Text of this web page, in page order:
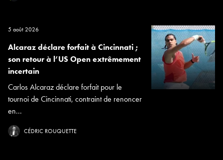
5 août 2026
Alcaraz déclare forfait à Cincinnati ;
son retour à l’US Open extrêmement
incertain
Carlos Alcaraz déclare forfait pour le
tournoi de Cincinnati, contraint de renoncer
en...
CÉDRIC ROUQUETTE